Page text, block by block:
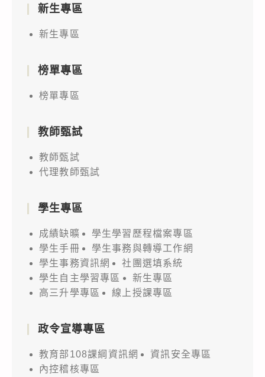
新生專區
新生專區
榜單專區
榜單專區
教師甄試
教師甄試
代理教師甄試
學生專區
成績缺曠
學生學習歷程檔案專區
學生手冊
學生事務與轉導工作網
學生事務資訊網
社團選填系統
學生自主學習專區
新生專區
高三升學專區
線上授課專區
政令宣導專區
教育部108課綱資訊網
資訊安全專區
內控稽核專區